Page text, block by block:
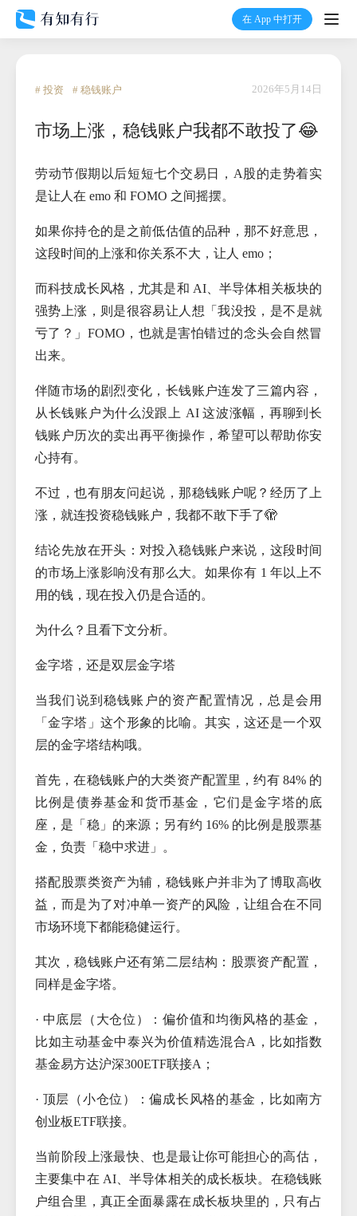
在 App 中打开
打
有知
有行
温度计
# 投资 # 稳钱账户 2026年5月14日
市场上涨，稳钱账户我都不敢投了😂
劳动节假期以后短短七个交易日，A股的走势着实
是让人在 emo 和 FOMO 之间摇摆。
如果你持仓的是之前低估值的品种，那不好意思，
这段时间的上涨和你关系不大，让人 emo；
而科技成长风格，尤其是和 AI、半导体相关板块的
强势上涨，则是很容易让人想「我没投，是不是就
亏了？」FOMO，也就是害怕错过的念头会自然冒
出来。
伴随市场的剧烈变化，长钱账户连发了三篇内容，
从长钱账户为什么没跟上 AI 这波涨幅，再聊到长
钱账户历次的卖出再平衡操作，希望可以帮助你安
心持有。
不过，也有朋友问起说，那稳钱账户呢？经历了上
涨，就连投资稳钱账户，我都不敢下手了🫣
结论先放在开头：对投入稳钱账户来说，这段时间
的市场上涨影响没有那么大。如果你有 1 年以上不
用的钱，现在投入仍是合适的。
为什么？且看下文分析。
金字塔，还是双层金字塔
当我们说到稳钱账户的资产配置情况，总是会用
「金字塔」这个形象的比喻。其实，这还是一个双
层的金字塔结构哦。
首先，在稳钱账户的大类资产配置里，约有 84% 的
比例是债券基金和货币基金，它们是金字塔的底
座，是「稳」的来源；另有约 16% 的比例是股票基
金，负责「稳中求进」。
搭配股票类资产为辅，稳钱账户并非为了博取高收
益，而是为了对冲单一资产的风险，让组合在不同
市场环境下都能稳健运行。
其次，稳钱账户还有第二层结构：股票资产配置，
同样是金字塔。
· 中底层（大仓位）：偏价值和均衡风格的基金，
比如主动基金中泰兴为价值精选混合A，比如指数
基金易方达沪深300ETF联接A；
· 顶层（小仓位）：偏成长风格的基金，比如南方
创业板ETF联接。
当前阶段上涨最快、也是最让你可能担心的高估，
主要集中在 AI、半导体相关的成长板块。在稳钱账
户组合里，真正全面暴露在成长板块里的，只有占